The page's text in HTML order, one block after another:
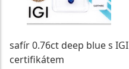
safír 0.76ct deep blue s IGI
certifikátem